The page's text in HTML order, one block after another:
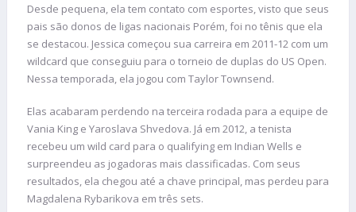
Desde pequena, ela tem contato com esportes, visto que seus
pais são donos de ligas nacionais Porém, foi no tênis que ela
se destacou. Jessica começou sua carreira em 2011-12 com um
wildcard que conseguiu para o torneio de duplas do US Open.
Nessa temporada, ela jogou com Taylor Townsend.
Elas acabaram perdendo na terceira rodada para a equipe de
Vania King e Yaroslava Shvedova. Já em 2012, a tenista
recebeu um wild card para o qualifying em Indian Wells e
surpreendeu as jogadoras mais classificadas. Com seus
resultados, ela chegou até a chave principal, mas perdeu para
Magdalena Rybarikova em três sets.